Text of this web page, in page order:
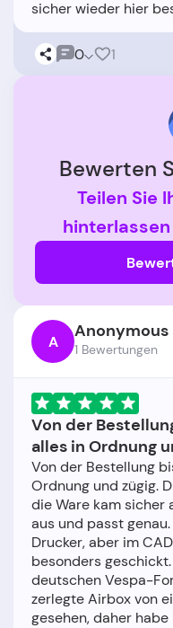
0 1
Bewerten
Teilen Sie
A Anonymous
1 Bewertungen
Von der
alles in Ordnung
Von der Bestellung
Ordnung und zügig.
die Ware kam sicher
aus und passt
Drucker, aber im
besonders
deutschen Vespa-
zerlegte Airbox von
gesehen, daher